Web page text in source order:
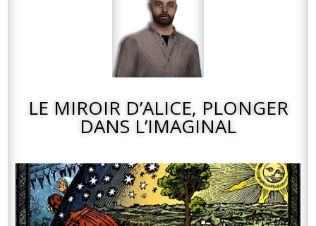
LE MIROIR D’ALICE, PLONGER
DANS L’IMAGINAL